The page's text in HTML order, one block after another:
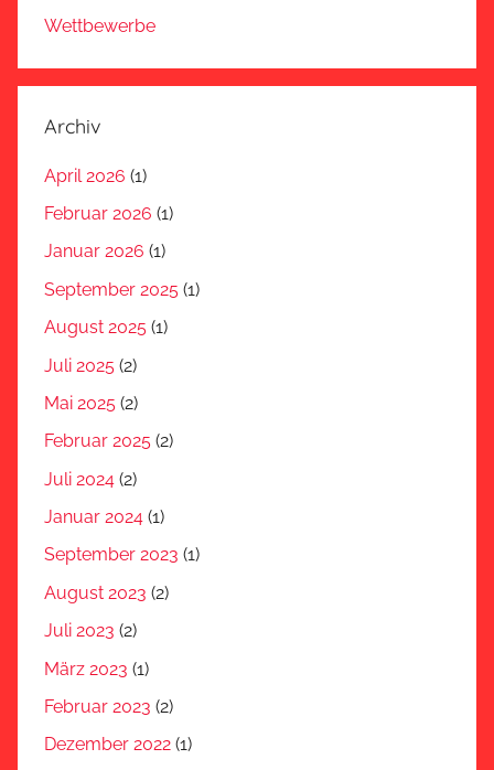
Wettbewerbe
Archiv
April 2026 (1)
Februar 2026 (1)
Januar 2026 (1)
September 2025 (1)
August 2025 (1)
Juli 2025 (2)
Mai 2025 (2)
Februar 2025 (2)
Juli 2024 (2)
Januar 2024 (1)
September 2023 (1)
August 2023 (2)
Juli 2023 (2)
März 2023 (1)
Februar 2023 (2)
Dezember 2022 (1)